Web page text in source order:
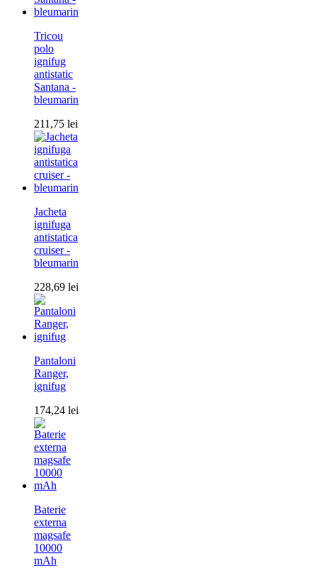
Tricou
polo
ignifug
antistatic
Santana -
bleumarin
211,75 lei
Jacheta
ignifuga
antistatica
cruiser -
bleumarin
228,69 lei
Pantaloni
Ranger,
ignifug
174,24 lei
Baterie
externa
magsafe
10000
mAh